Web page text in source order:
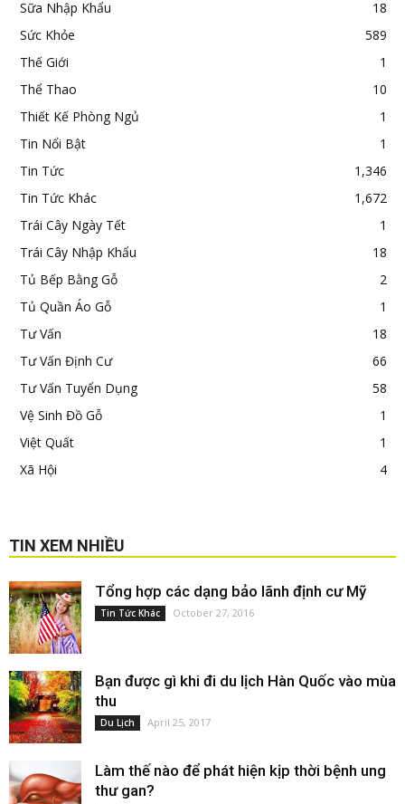
Sữa Nhập Khẩu
18
Sức Khỏe
589
Thế Giới
1
Thể Thao
10
Thiết Kế Phòng Ngủ
1
Tin Nổi Bật
1
Tin Tức
1,346
Tin Tức Khác
1,672
Trái Cây Ngày Tết
1
Trái Cây Nhập Khẩu
18
Tủ Bếp Bằng Gỗ
2
Tủ Quần Áo Gỗ
1
Tư Vấn
18
Tư Vấn Định Cư
66
Tư Vấn Tuyển Dụng
58
Vệ Sinh Đồ Gỗ
1
Việt Quất
1
Xã Hội
4
TIN XEM NHIỀU
Tổng hợp các dạng bảo lãnh định cư Mỹ
Tin Tức Khác October 27, 2016
Bạn được gì khi đi du lịch Hàn Quốc vào mùa
thu
Du Lịch April 25, 2017
Làm thế nào để phát hiện kịp thời bệnh ung
thư gan?